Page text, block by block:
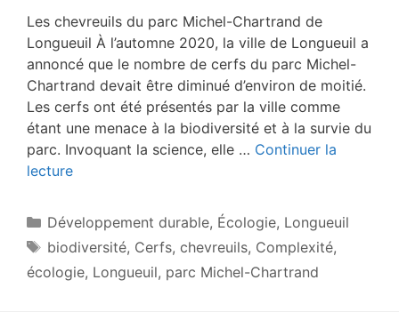
Les chevreuils du parc Michel-Chartrand de
Longueuil À l’automne 2020, la ville de Longueuil a
annoncé que le nombre de cerfs du parc Michel-
Chartrand devait être diminué d’environ de moitié.
Les cerfs ont été présentés par la ville comme
étant une menace à la biodiversité et à la survie du
parc. Invoquant la science, elle … Continuer la
lecture
Catégories
Développement durable, Écologie, Longueuil
Étiquettes
biodiversité, Cerfs, chevreuils, Complexité,
écologie, Longueuil, parc Michel-Chartrand